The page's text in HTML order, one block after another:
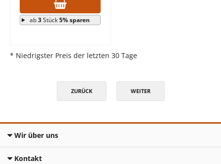
ab3Stück5% sparen
* Niedrigster Preis der letzten 30 Tage
ZURÜCK WEITER
Wir über uns
Kontakt